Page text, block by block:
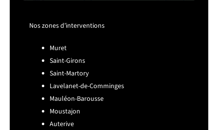
Nos zones d’interventions
Muret
Saint-Girons
Saint-Martory
Lavelanet-de-Comminges
Mauléon-Barousse
Moustajon
Auterive